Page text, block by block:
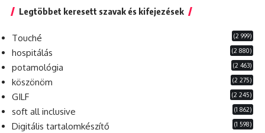
Legtöbbet keresett szavak és kifejezések
Touché (2 999)
hospitálás (2 880)
potamológia (2 463)
köszönöm (2 275)
GILF (2 245)
soft all inclusive (1 862)
Digitális tartalomkészítő (1 598)